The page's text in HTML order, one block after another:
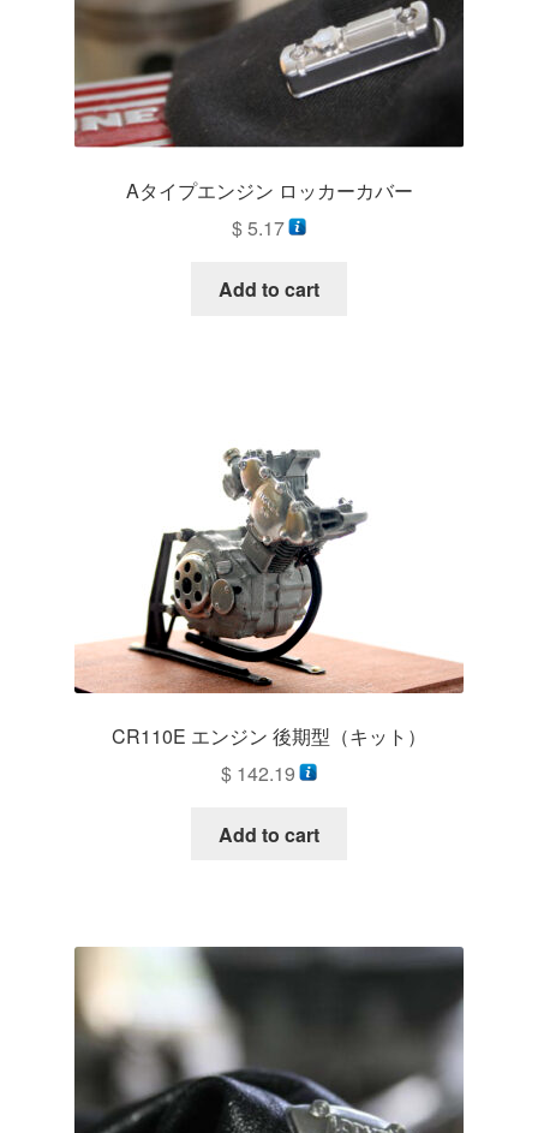
Aタイプエンジン ロッカーカバー
$5.17
Add to cart
CR110E エンジン 後期型（キット）
$ 142.19
Add to cart